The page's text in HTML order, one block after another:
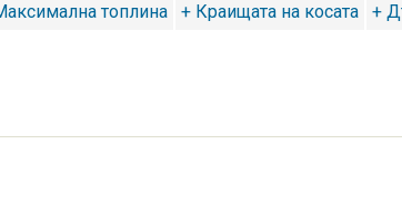
топлина + Краищата на косата +